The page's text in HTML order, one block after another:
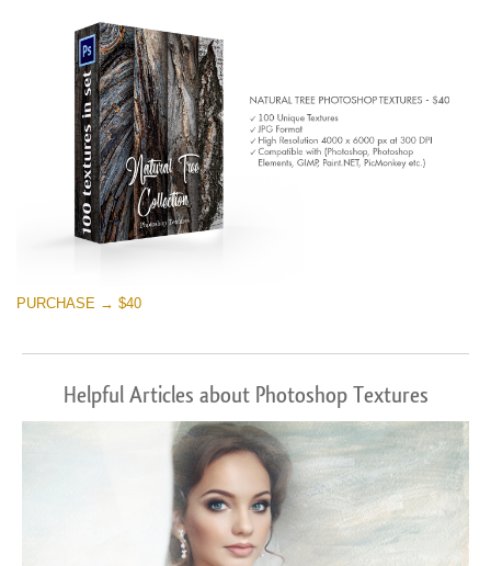
PURCHASE → $40
Helpful Articles about Photoshop Textures